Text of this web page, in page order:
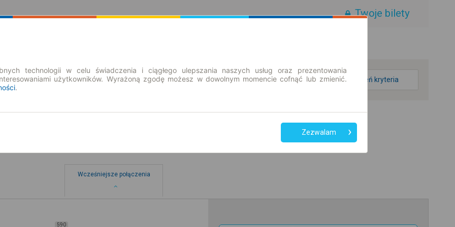
Twoje bilety
zmień kryteria
Wcześniejsze połączenia
590
technologii w celu świadczenia i ciągłego ulepszania naszych usług oraz prezentowania
użytkowników. Wyrażoną zgodę możesz w dowolnym momencie cofnąć lub zmienić.
.
Zezwalam